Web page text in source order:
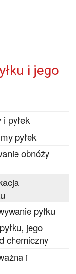
i jego
i pyłek
pyłek
obnóży
pyłku
jego
chemiczny
i